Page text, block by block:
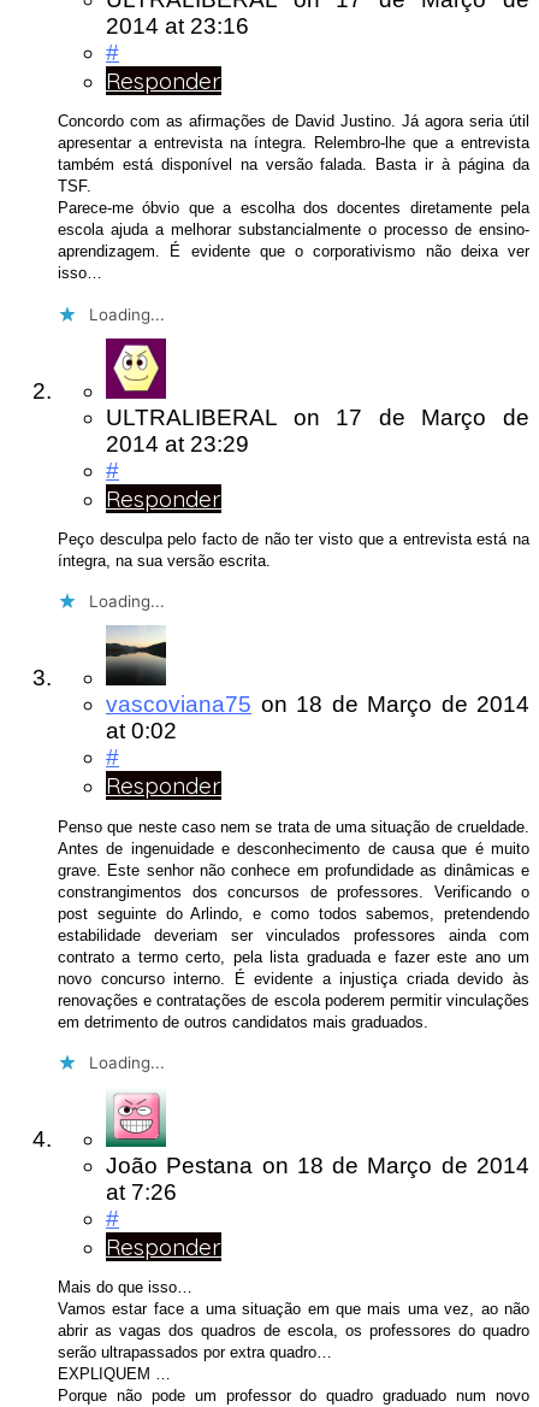
2014 at 23:16
#
Responder
Concordo com as afirmações de David Justino. Já agora seria útil
apresentar a entrevista na íntegra. Relembro-lhe que a entrevista
também está disponível na versão falada. Basta ir à página da
TSF.
Parece-me óbvio que a escolha dos docentes diretamente pela
escola ajuda a melhorar substancialmente o processo de ensino-
aprendizagem. É evidente que o corporativismo não deixa ver
isso…
Loading...
ULTRALIBERAL on 17 de Março de
2014 at 23:29
#
Responder
Peço desculpa pelo facto de não ter visto que a entrevista está na
íntegra, na sua versão escrita.
Loading...
vascoviana75 on 18 de Março de 2014
at 0:02
#
Responder
Penso que neste caso nem se trata de uma situação de crueldade.
Antes de ingenuidade e desconhecimento de causa que é muito
grave. Este senhor não conhece em profundidade as dinâmicas e
constrangimentos dos concursos de professores. Verificando o
post seguinte do Arlindo, e como todos sabemos, pretendendo
estabilidade deveriam ser vinculados professores ainda com
contrato a termo certo, pela lista graduada e fazer este ano um
novo concurso interno. É evidente a injustiça criada devido às
renovações e contratações de escola poderem permitir vinculações
em detrimento de outros candidatos mais graduados.
Loading...
João Pestana on 18 de Março de 2014
at 7:26
#
Responder
Mais do que isso…
Vamos estar face a uma situação em que mais uma vez, ao não
abrir as vagas dos quadros de escola, os professores do quadro
serão ultrapassados por extra quadro…
EXPLIQUEM …
Porque não pode um professor do quadro graduado num novo